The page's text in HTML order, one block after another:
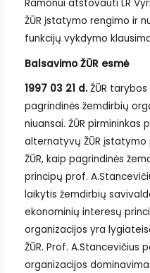
Ramonui atstovauti LR
ŽŪR įstatymo rengimo ir
funkcijų vykdymo
Balsavimo ŽŪR esmė
1997 03 21 d.ŽŪR
pagrindinės žemdirbių
niuansai. ŽŪR
alternatyvų ŽŪR
ŽŪR, kaip pagrindinės
principų prof.
laikytis žemdirbių
ekonominių interesų
organizacijos yra
ŽŪR. Prof. A.Stancevičius
organizacijos